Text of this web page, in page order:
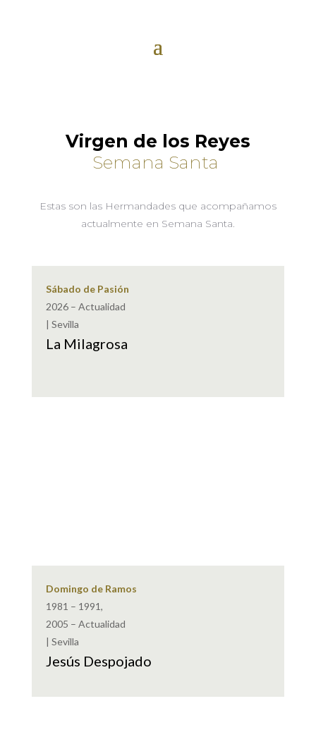
Virgen de los Reyes
Semana Santa
Estas son las Hermandades que acompañamos
actualmente en Semana Santa.
Sábado de Pasión
2026 – Actualidad
| Sevilla
La Milagrosa
Domingo de Ramos
1981 – 1991,
2005 – Actualidad
| Sevilla
Jesús Despojado